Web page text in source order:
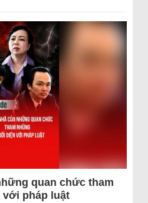
quan chức tham
với pháp luật